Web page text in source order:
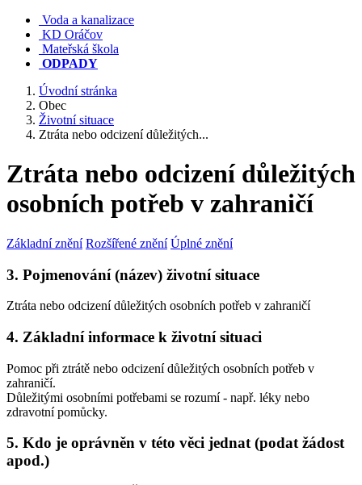
Voda a kanalizace
KD Oráčov
Mateřská škola
ODPADY
Úvodní stránka
Obec
Životní situace
Ztráta nebo odcizení důležitých...
Ztráta nebo odcizení důležitých
osobních potřeb v zahraničí
Základní znění Rozšířené znění Úplné znění
3. Pojmenování (název) životní situace
Ztráta nebo odcizení důležitých osobních potřeb v zahraničí
4. Základní informace k životní situaci
Pomoc při ztrátě nebo odcizení důležitých osobních potřeb v
zahraničí.
Důležitými osobními potřebami se rozumí - např. léky nebo
zdravotní pomůcky.
5. Kdo je oprávněn v této věci jednat (podat žádost
apod.)